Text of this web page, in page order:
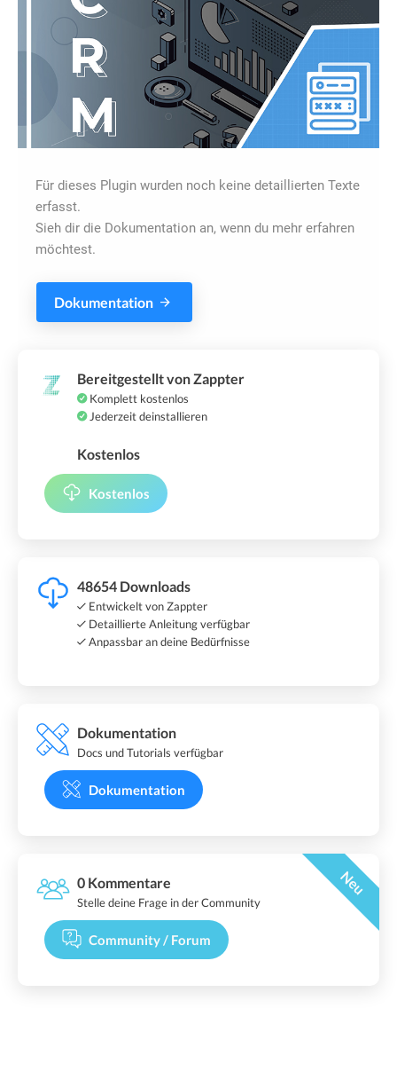
Für dieses Plugin wurden noch keine detaillierten Texte
erfasst.
Sieh dir die Dokumentation an, wenn du mehr erfahren
möchtest.
Dokumentation
Bereitgestellt von Zappter
Komplett kostenlos
Jederzeit deinstallieren
Kostenlos
Kostenlos
48654 Downloads
Entwickelt von Zappter
Detaillierte Anleitung verfügbar
Anpassbar an deine Bedürfnisse
Dokumentation
Docs und Tutorials verfügbar
Dokumentation
0 Kommentare Neu
Stelle deine Frage in der Community
Community / Forum